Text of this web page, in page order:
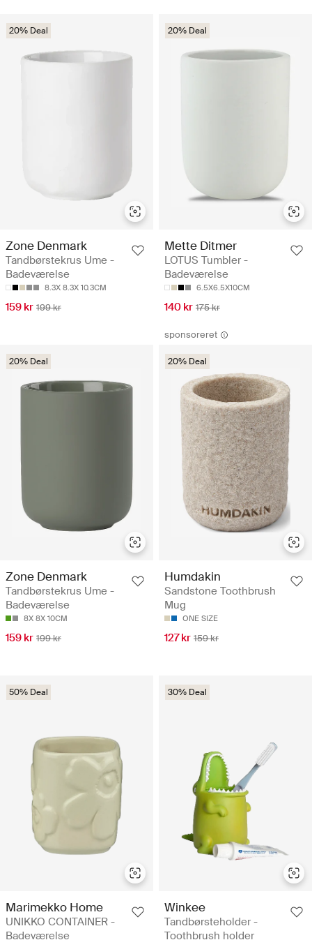
20% Deal
Zone Denmark
Tandbørstekrus Ume -
Badeværelse
8.3X 8.3X 10.3CM
159 kr 199 kr
20% Deal
Mette Ditmer
LOTUS Tumbler -
Badeværelse
6.5X6.5X10CM
140 kr 175 kr
20% Deal
Zone Denmark
Tandbørstekrus Ume -
Badeværelse
8X 8X 10CM
159 kr 199 kr
sponsoreret
20% Deal
Humdakin
Sandstone Toothbrush
Mug
ONE SIZE
127 kr 159 kr
50% Deal
Marimekko Home
UNIKKO CONTAINER -
Badeværelse
30% Deal
Winkee
Tandbørsteholder -
Toothbrush holder